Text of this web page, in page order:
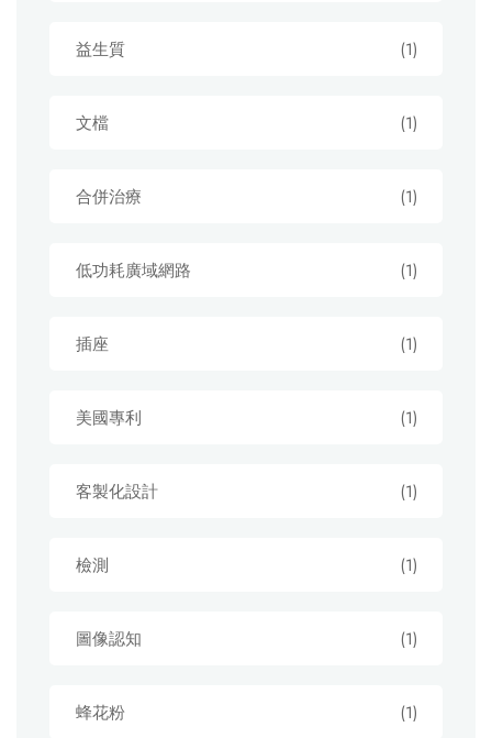
益生質 (1)
文檔 (1)
合併治療 (1)
低功耗廣域網路 (1)
插座 (1)
美國專利 (1)
客製化設計 (1)
檢測 (1)
圖像認知 (1)
蜂花粉 (1)